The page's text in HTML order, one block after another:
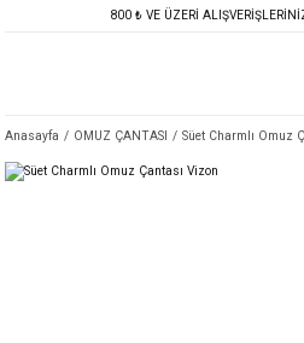
800 ₺ VE ÜZERİ
Anasayfa OMUZ ÇANTASI Süet Charmlı Omuz